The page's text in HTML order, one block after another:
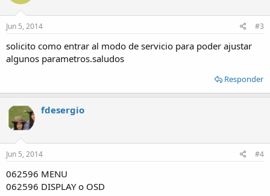
Jun 5, 2014 #3
solicito como entrar al modo de servicio para poder ajustar
algunos parametros.saludos
Responder
fdesergio
Jun 5, 2014 #4
062596 MENU
062596 DISPLAY o OSD